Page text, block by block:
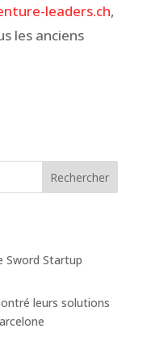
leaders.ch,
les anciens
Sword Startup
leurs solutions